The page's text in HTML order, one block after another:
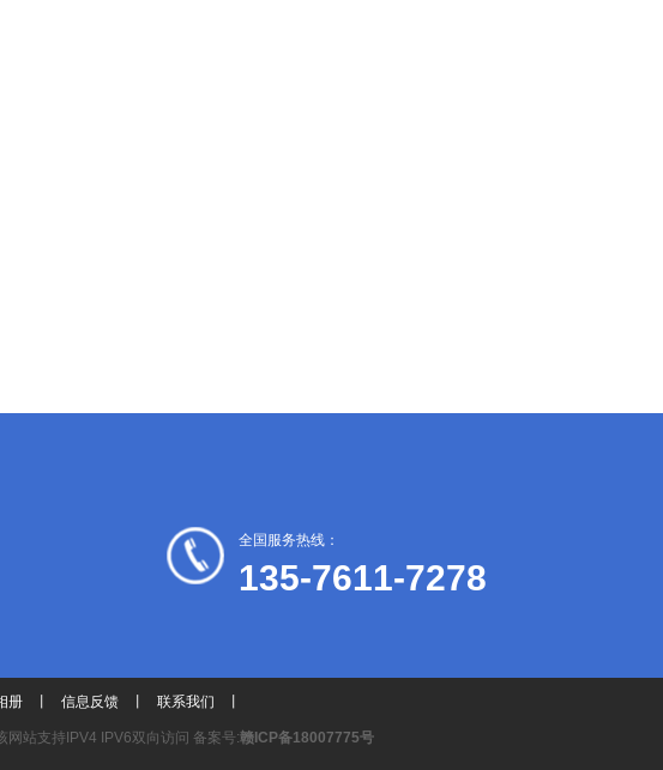
全国服务热线：
135-7611-7278
册 信息反馈 联系我们
网站支持IPV4 IPV6双向访问 备案号:赣ICP备18007775号